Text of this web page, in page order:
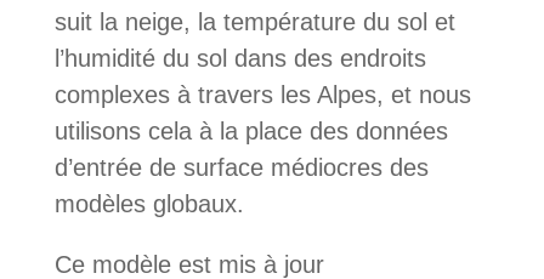
suit la neige, la température du sol et
l’humidité du sol dans des endroits
complexes à travers les Alpes, et nous
utilisons cela à la place des données
d’entrée de surface médiocres des
modèles globaux.
Ce modèle est mis à jour